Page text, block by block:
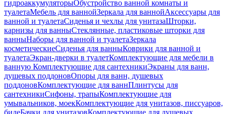
гидроаккумуляторыОбустройство ванной комнаты и
туалетаМебель для ваннойЗеркала для ваннойАксессуары для
ванной и туалетаСиденья и чехлы для унитазаШторки,
карнизы для ванныСтеклянные, пластиковые шторки для
ванныНаборы для ванной и туалетаЗеркала
косметическиеСиденья для ванныКоврики для ванной и
туалетаЭкран-дверки в туалетКомплектующие для мебели в
ванную Комплектующие для сантехникиЭкраны для ванн,
душевых поддоновОпоры для ванн, душевых
поддоновКомплектующие для ваннПлинтусы для
сантехникиСифоны, трапыКомплектующие для
умывальников, моекКомплектующие для унитазов, писсуаров,
бидеБачки для унитазовКомплектующие для душевых